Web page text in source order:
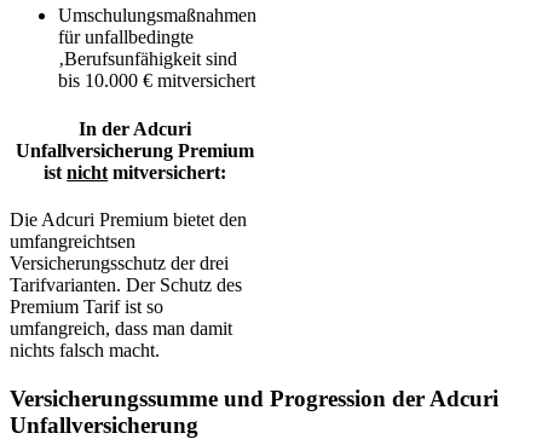
Umschulungsmaßnahmen
für unfallbedingte
‚Berufsunfähigkeit sind
bis 10.000 € mitversichert
In der Adcuri
Unfallversicherung Premium
istnicht mitversichert:
Die Adcuri Premium bietet den
umfangreichtsen
Versicherungsschutz der drei
Tarifvarianten. Der Schutz des
Premium Tarif ist so
umfangreich, dass man damit
nichts falsch macht.
Versicherungssumme und Progression der Adcuri
Unfallversicherung